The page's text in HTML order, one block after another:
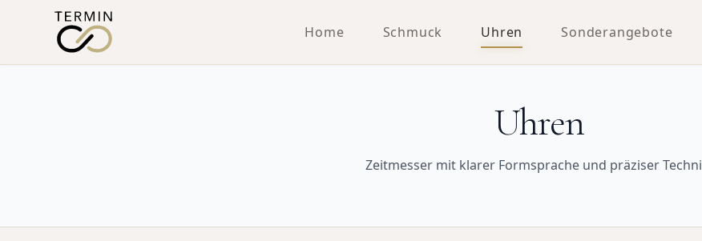
Home Schmuck Uhren Sonderangebote
Uhren
Zeitmesser mit klarer Formsprache und präziser